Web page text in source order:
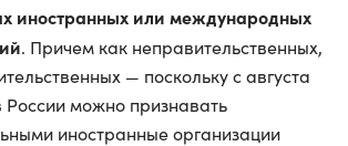
иностранных или международных
. Причем как неправительственных,
— поскольку с августа
России можно признавать
иностранные организации